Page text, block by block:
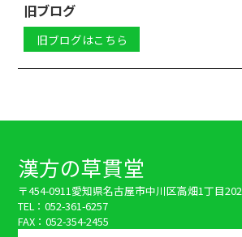
旧ブログ
旧ブログはこちら
漢方の草貫堂
〒454-0911 愛知県名古屋市中川区高畑1丁目202
TEL：052-361-6257
FAX：052-354-2455